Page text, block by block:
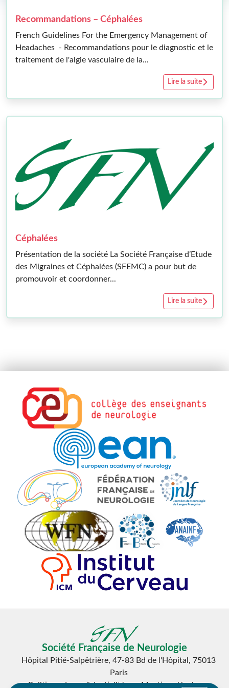
Recommandations – Céphalées
French Guidelines For the Emergency Management of
Headaches - Recommandations pour le diagnostic et le
traitement de l'algie vasculaire de la...
Lire la suite
Céphalées
Présentation de la société La Société Française d’Etude
des Migraines et Céphalées (SFEMC) a pour but de
promouvoir et coordonner...
Lire la suite
Société Française de Neurologie
Hôpital Pitié-Salpêtrière, 47-83 Bd de l'Hôpital, 75013
Paris
Politique de confidentialité
Mentions légales